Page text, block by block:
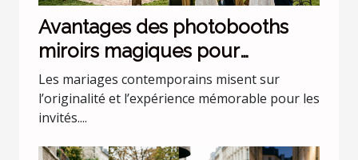
Avantages des photobooths
miroirs magiques pour
mariages uniques
Les mariages contemporains misent sur
l’originalité et l’expérience mémorable pour les
invités....